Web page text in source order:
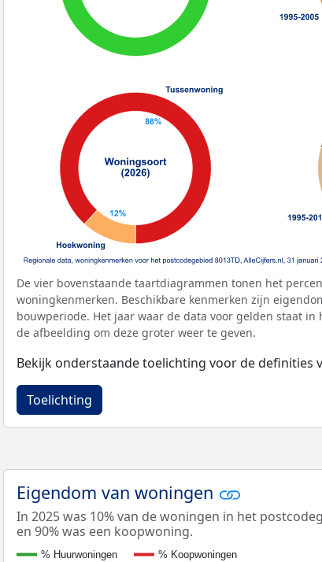
De vier bovenstaande taartdiagrammen tonen het
woningkenmerken. Beschikbare kenmerken zijn
bouwperiode. Het jaar waar de data voor gelden staat
de afbeelding om deze groter weer te geven.
Bekijk onderstaande toelichting voor de definities
Toelichting
Eigendom van woningen
In 2025 was 10% van de woningen in het
en 90% was een koopwoning.
% Huurwoningen % Koopwoningen